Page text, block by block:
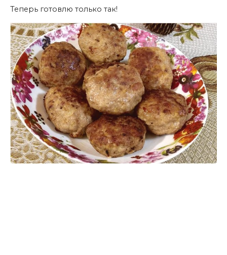
Теперь готовлю только так!